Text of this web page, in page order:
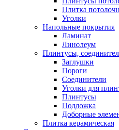
Плитка
Уголки
Напольные покрытия
Ламинат
Линолеум
Плинтусы,
Заглушки
Пороги
Соединители
Уголки для
Плинтусы
Подложка
Доборные
Плитка керамическая